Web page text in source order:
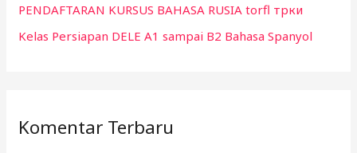
PENDAFTARAN KURSUS BAHASA RUSIA torfl трки
Kelas Persiapan DELE A1 sampai B2 Bahasa Spanyol
Komentar Terbaru